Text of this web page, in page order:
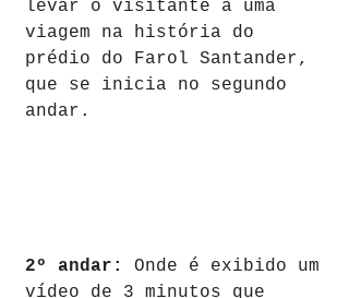
levar o visitante a uma
viagem na história do
prédio do Farol Santander,
que se inicia no segundo
andar.
2º andar:
Onde é exibido um
vídeo de 3 minutos que